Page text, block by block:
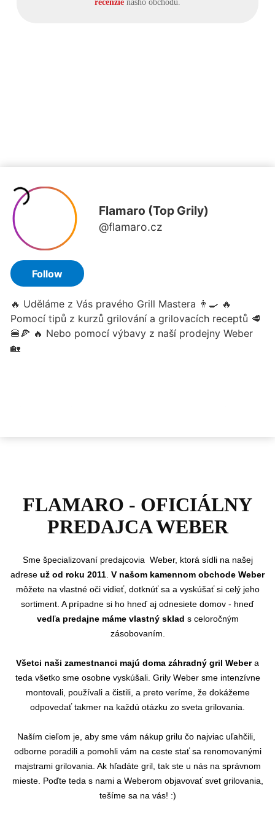
recenzie nášho obchodu.
FLAMARO - OFICIÁLNY
PREDAJCA WEBER
Sme špecializovaní predajcovia Weber, ktorá sídli na našej
adrese už od roku 2011 V našom kamennom obchode Weber
môžete na vlastné oči vidieť, dotknúť sa a vyskúšať si celý jeho
sortiment. A prípadne si ho hneď aj odnesiete domov - hneď
vedľa predajne máme vlastný sklad s celoročným
zásobovaním.
Všetci naši zamestnanci majú doma záhradný gril Webera
teda všetko sme osobne vyskúšali. Grily Weber sme intenzívne
montovali, používali a čistili, a preto veríme, že dokážeme
odpovedať takmer na každú otázku zo sveta grilovania.
Naším cieľom je, aby sme vám nákup grilu čo najviac uľahčili,
odborne poradili a pomohli vám na ceste stať sa renomovanými
majstrami grilovania. Ak hľadáte gril, tak ste u nás na správnom
mieste. Poďte teda s nami a Weberom objavovať svet grilovania,
tešíme sa na vás! :)